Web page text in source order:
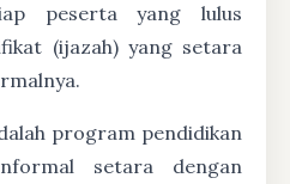
peserta yang lulus
(ijazah) yang setara
program pendidikan
setara dengan